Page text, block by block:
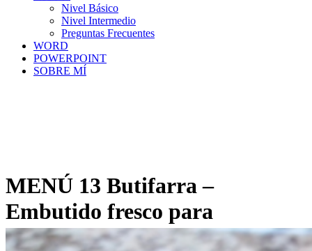
Nivel Básico
Nivel Intermedio
Preguntas Frecuentes
WORD
POWERPOINT
SOBRE MÍ
MENÚ 13 Butifarra –
Embutido fresco para
cualquier momento